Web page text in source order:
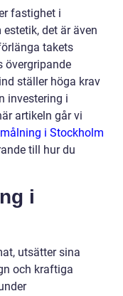
fastighet i
det är även
takets
övergripande
ställer höga krav
investering i
artikeln går vi
i Stockholm
till hur du
i
utsätter sina
och kraftiga